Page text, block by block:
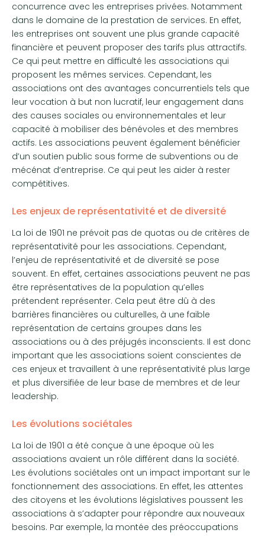
concurrence avec les entreprises privées. Notamment
dans le domaine de la prestation de services. En effet,
les entreprises ont souvent une plus grande capacité
financière et peuvent proposer des tarifs plus attractifs.
Ce qui peut mettre en difficulté les associations qui
proposent les mêmes services. Cependant, les
associations ont des avantages concurrentiels tels que
leur vocation à but non lucratif, leur engagement dans
des causes sociales ou environnementales et leur
capacité à mobiliser des bénévoles et des membres
actifs. Les associations peuvent également bénéficier
d’un soutien public sous forme de subventions ou de
mécénat d’entreprise. Ce qui peut les aider à rester
compétitives.
Les enjeux de représentativité et de diversité
La loi de 1901 ne prévoit pas de quotas ou de critères de
représentativité pour les associations. Cependant,
l’enjeu de représentativité et de diversité se pose
souvent. En effet, certaines associations peuvent ne pas
être représentatives de la population qu’elles
prétendent représenter. Cela peut être dû à des
barrières financières ou culturelles, à une faible
représentation de certains groupes dans les
associations ou à des préjugés inconscients. Il est donc
important que les associations soient conscientes de
ces enjeux et travaillent à une représentativité plus large
et plus diversifiée de leur base de membres et de leur
leadership.
Les évolutions sociétales
La loi de 1901 a été conçue à une époque où les
associations avaient un rôle différent dans la société.
Les évolutions sociétales ont un impact important sur le
fonctionnement des associations. En effet, les attentes
des citoyens et les évolutions législatives poussent les
associations à s’adapter pour répondre aux nouveaux
besoins. Par exemple, la montée des préoccupations